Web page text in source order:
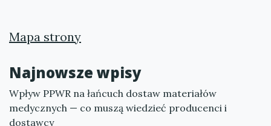
Mapa strony
Najnowsze wpisy
Wpływ PPWR na łańcuch dostaw materiałów
medycznych — co muszą wiedzieć producenci i
dostawcy